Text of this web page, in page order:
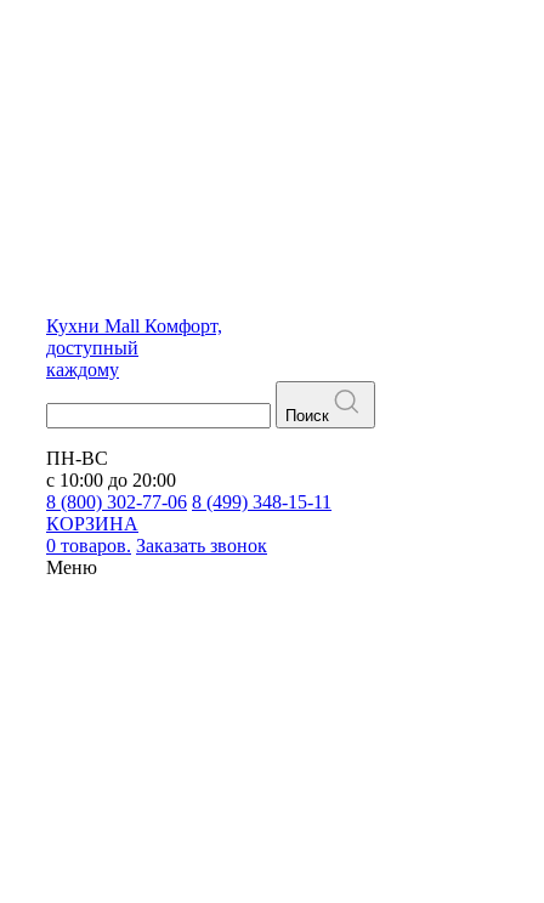
Кухни Mall Комфорт,
доступный
каждому
Поиск
ПН-ВС
с 10:00 до 20:00
8 (800) 302-77-06 8 (499) 348-15-11
КОРЗИНА
0 товаров. Заказать звонок
Меню